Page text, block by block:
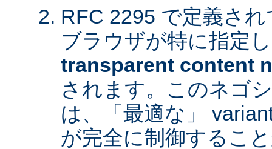
RFC 2295 で定義さ
ブラウザが特に指定
transparent content
されます。このネゴ
は、「最適な」
が完全に制御するこ